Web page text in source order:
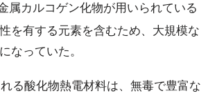
属カルコゲン化物が用いられている
を有する元素を含むため、大規模な
なっていた。
る酸化物熱電材料は、無毒で豊富な